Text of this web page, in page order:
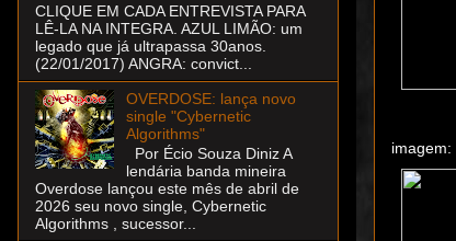
imagem:
CLIQUE EM CADA ENTREVISTA PARA
LÊ-LA NA INTEGRA. AZUL LIMÃO: um
legado que já ultrapassa 30anos.
(22/01/2017) ANGRA: convict...
OVERDOSE: lança novo
single "Cybernetic
Algorithms"
Por Écio Souza Diniz A
lendária banda mineira
Overdose lançou este mês de abril de
2026 seu novo single, Cybernetic
Algorithms , sucessor...